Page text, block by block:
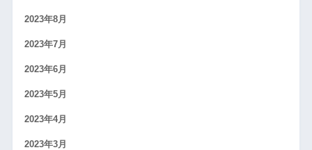
2023年8月
2023年7月
2023年6月
2023年5月
2023年4月
2023年3月